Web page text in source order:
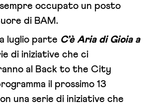
sempre occupato un posto
di BAM.
luglio parte C’è Aria di Gioia a
di iniziative che ci
al Back to the City
il prossimo 13
una serie di iniziative che